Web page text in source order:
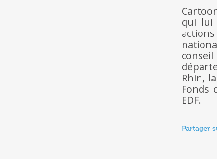
qui lui
Rhin,
Fonds
EDF.
Partager